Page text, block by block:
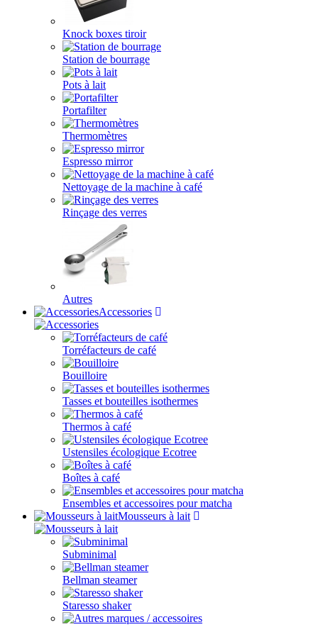
Knock boxes tiroir
Station de bourrage
Pots à lait
Portafilter
Thermomètres
Espresso mirror
Nettoyage de la machine à café
Rinçage des verres
Autres
Accessories
Torréfacteurs de café
Bouilloire
Tasses et bouteilles isothermes
Thermos à café
Ustensiles écologique Ecotree
Boîtes à café
Ensembles et accessoires pour matcha
Mousseurs à lait
Subminimal
Bellman steamer
Staresso shaker